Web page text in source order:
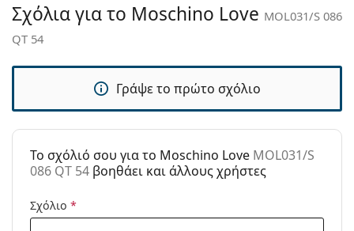
Πανί
καθαρισμού:
Ναι
Άλλα
Γυναικεία
Χρήση:
Μόδα
Προϊόντος /
Σχόλια για το Moschino Love MOL031/S 086
QT 54
Γράψε το πρώτο σχόλιο
To σχόλιό σου για το Moschino Love MOL031/S
086 QT 54 βοηθάει και άλλους χρήστες
Σχόλιο *